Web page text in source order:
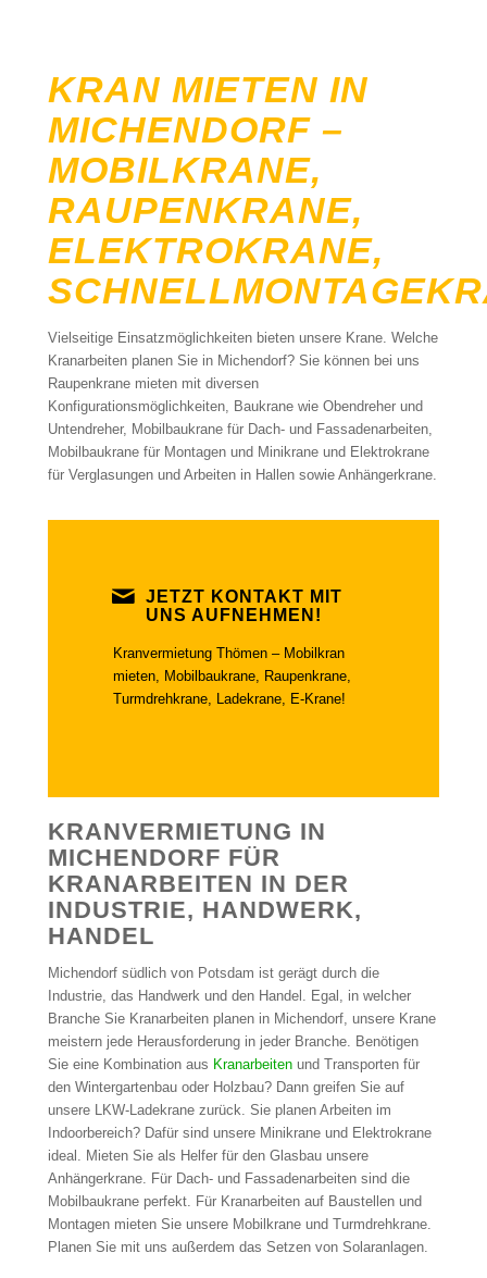
KRAN MIETEN IN
MICHENDORF –
MOBILKRANE,
RAUPENKRANE,
ELEKTROKRANE,
Vielseitige Einsatzmöglichkeiten bieten unsere Krane. Welche
Kranarbeiten planen Sie in Michendorf? Sie können bei uns
Raupenkrane mieten mit diversen
Konfigurationsmöglichkeiten, Baukrane wie Obendreher und
Untendreher, Mobilbaukrane für Dach- und Fassadenarbeiten,
Mobilbaukrane für Montagen und Minikrane und Elektrokrane
für Verglasungen und Arbeiten in Hallen sowie Anhängerkrane.
JETZT KONTAKT MIT
UNS AUFNEHMEN!
Kranvermietung Thömen – Mobilkran
mieten, Mobilbaukrane, Raupenkrane,
Turmdrehkrane, Ladekrane, E-Krane!
KRANVERMIETUNG IN
MICHENDORF FÜR
KRANARBEITEN IN DER
INDUSTRIE, HANDWERK,
HANDEL
Michendorf südlich von Potsdam ist gerägt durch die
Industrie, das Handwerk und den Handel. Egal, in welcher
Branche Sie Kranarbeiten planen in Michendorf, unsere Krane
meistern jede Herausforderung in jeder Branche. Benötigen
Sie eine Kombination aus Kranarbeitenund Transporten für
den Wintergartenbau oder Holzbau? Dann greifen Sie auf
unsere LKW-Ladekrane zurück. Sie planen Arbeiten im
Indoorbereich? Dafür sind unsere Minikrane und Elektrokrane
ideal. Mieten Sie als Helfer für den Glasbau unsere
Anhängerkrane. Für Dach- und Fassadenarbeiten sind die
Mobilbaukrane perfekt. Für Kranarbeiten auf Baustellen und
Montagen mieten Sie unsere Mobilkrane und Turmdrehkrane.
Planen Sie mit uns außerdem das Setzen von Solaranlagen.